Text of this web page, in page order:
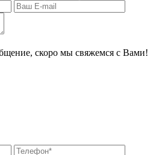
скоро мы свяжемся с Вами!